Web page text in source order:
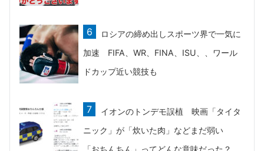
ロシアの締め出しスポーツ界で一気に
加速 FIFA、WR、FINA、ISU、、ワール
ドカップ近い競技も
イオンのトンデモ誤植 映画「タイタ
ニック」が「炊いた肉」などまだ弱い